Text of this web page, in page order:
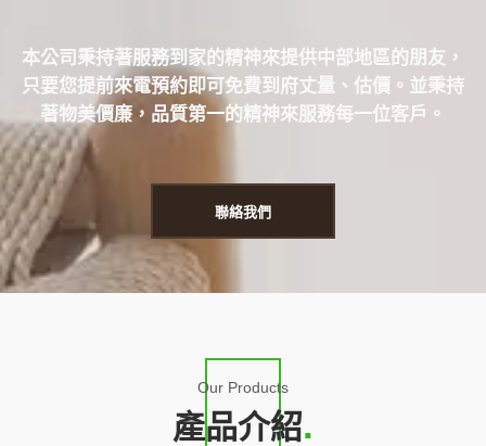
本公司秉持著服務到家的精神來提供中部地區的朋友，
只要您提前來電預約即可免費到府丈量、估價。並秉持
著物美價廉，品質第一的精神來服務每一位客戶。
聯絡我們
Our Products
產品介紹